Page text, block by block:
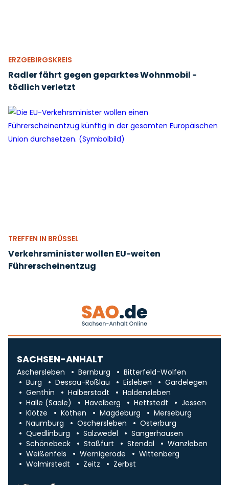
ERZGEBIRGSKREIS
Radler fährt gegen geparktes Wohnmobil -
tödlich verletzt
TREFFEN IN BRÜSSEL
Verkehrsminister wollen EU-weiten
Führerscheinentzug
SACHSEN-ANHALT
Aschersleben Bernburg
Bitterfeld-Wolfen
Burg
Dessau-Roßlau Eisleben
Gardelegen
Genthin
Halberstadt
Haldensleben
Halle (Saale)
Havelberg Hettstedt
Jessen
Klötze
Köthen Magdeburg
Merseburg
Naumburg
Oschersleben
Osterburg
Quedlinburg
Salzwedel
Sangerhausen
Schönebeck
Staßfurt Stendal
Wanzleben
Weißenfels
Wernigerode
Wittenberg
Wolmirstedt
Zeitz Zerbst